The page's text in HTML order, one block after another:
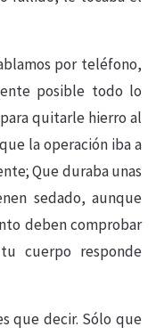
por teléfono,
posible todo lo
quitarle hierro al
la operación iba a
Que duraba unas
sedado, aunque
deben comprobar
cuerpo responde
que decir. Sólo que